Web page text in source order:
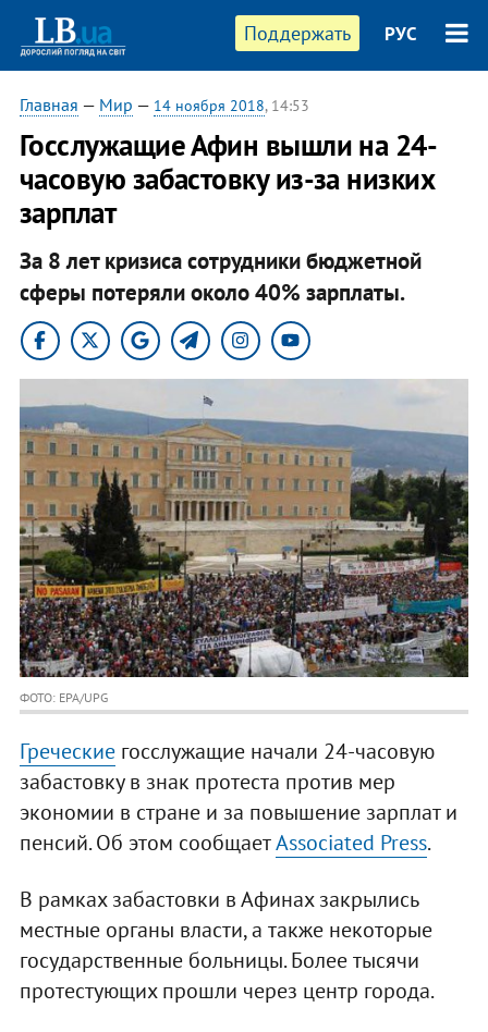
Поддержать РУС
Главная — Мир — 14 ноября 2018, 14:53
Госслужащие Афин вышли на 24-
часовую забастовку из-за низких
зарплат
За 8 лет кризиса сотрудники бюджетной
сферы потеряли около 40% зарплаты.
ФОТО: EPA/UPG
Греческиегосслужащие начали 24-часовую
забастовку в знак протеста против мер
экономии в стране и за повышение зарплат и
пенсий. Об этом сообщаетAssociated Press.
В рамках забастовки в Афинах закрылись
местные органы власти, а также некоторые
государственные больницы. Более тысячи
протестующих прошли через центр города.